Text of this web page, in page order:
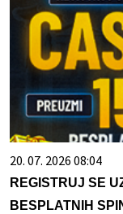
20. 07. 2026 08:04
REGISTRUJ SE
BESPLATNIH